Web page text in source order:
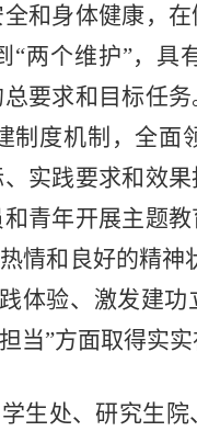
和身体健康，
“两个维护”，
要求和目标任
制度机制，全
实践要求和效
青年开展主题
情和良好的精神
体验、激发建
当”方面取得实实
生处、研究生